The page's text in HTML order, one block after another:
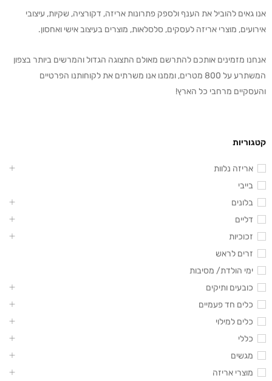
אנו גאים להוביל את הענף ולספק פתרונות אריזה, דקורציה, שקיות, עיצובי
אירועים, מוצרי אריזה לעסקים, סלסלאות, מוצרים בעיצוב אישי ואחסון.
אנחנו מזמינים אותכם להתרשם מאולם התצוגה הגדול והמרשים ביותר בצפון
המשתרע על 800 מטרים, וממנו אנו משרתים את לקוחותנו הפרטיים
והעסקיים מרחבי כל הארץ!
קטגוריות
אריזה נלוות
בייבי
בלונים
דליים
זכוכיות
זרים לראש
ימי הולדת/ מסיבות
כובעים ותיקים
כלים חד פעמיים
כלים למילוי
כללי
מגשים
מוצרי אריזה